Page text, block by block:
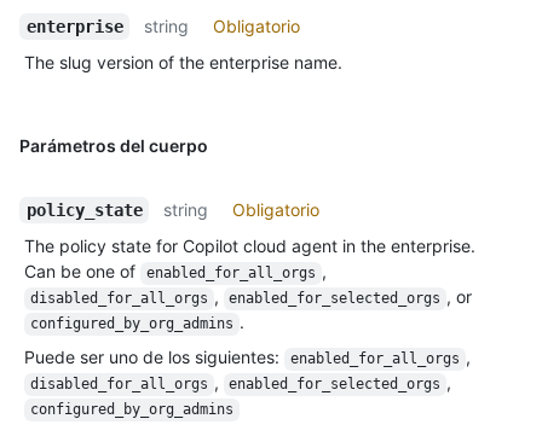
enterprise string
Obligatorio
The slug version of the enterprise name.
Parámetros del cuerpo
policy_state string
Obligatorio
The policy state for Copilot cloud agent in the enterprise.
Can be one of
enabled_for_all_orgs ,
disabled_for_all_orgs , enabled_for_selected_orgs , or
configured_by_org_admins .
Puede ser uno de los siguientes: enabled_for_all_orgs ,
disabled_for_all_orgs , enabled_for_selected_orgs ,
configured_by_org_admins